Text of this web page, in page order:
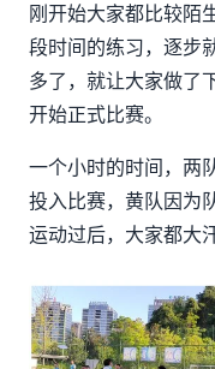
刚开始大家都比较陌
段时间的练习，逐步
多了，就让大家做了
开始正式比赛。
一个小时的时间，两
投入比赛，黄队因为
运动过后，大家都大